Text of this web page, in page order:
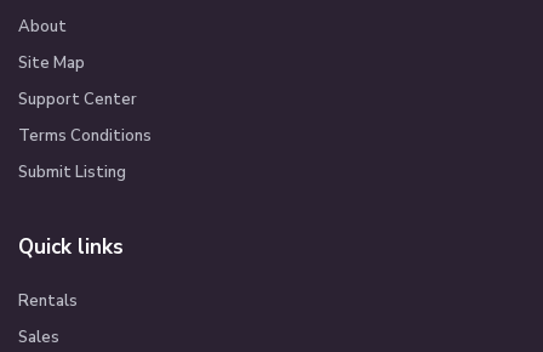
About
Site Map
Support Center
Terms Conditions
Submit Listing
Quick links
Rentals
Sales